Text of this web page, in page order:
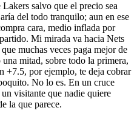
salvo que el precio sea
del todo tranquilo; aun en ese
cara, medio inflada por
Mi mirada va hacia Nets
muchas veces paga mejor de
mitad, sobre todo la primera,
+7.5, por ejemplo, te deja cobrar
No lo es. En un cruce
visitante que nadie quiere
la que parece.